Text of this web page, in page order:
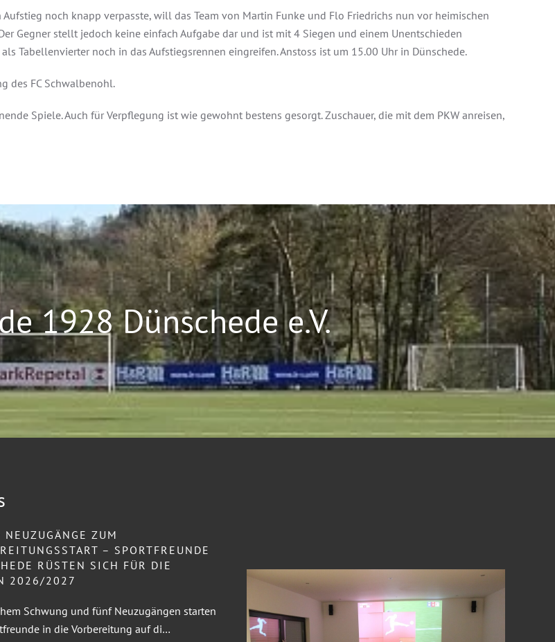
noch knapp verpasste, will das Team von Martin Funke und Flo Friedrichs nun vor heimischen
Gegner stellt jedoch keine einfach Aufgabe dar und ist mit 4 Siegen und einem Unentschieden
Tabellenvierter noch in das Aufstiegsrennen eingreifen. Anstoss ist um 15.00 Uhr in Dünschede.
des FC Schwalbenohl.
Spiele. Auch für Verpflegung ist wie gewohnt bestens gesorgt. Zuschauer, die mit dem PKW anreisen,
1928 Dünschede e.V.
NEUZUGÄNGE ZUM
– SPORTFREUNDE
RÜSTEN SICH FÜR DIE
2026/2027
Schwung und fünf Neuzugängen starten
in die Vorbereitung auf di…